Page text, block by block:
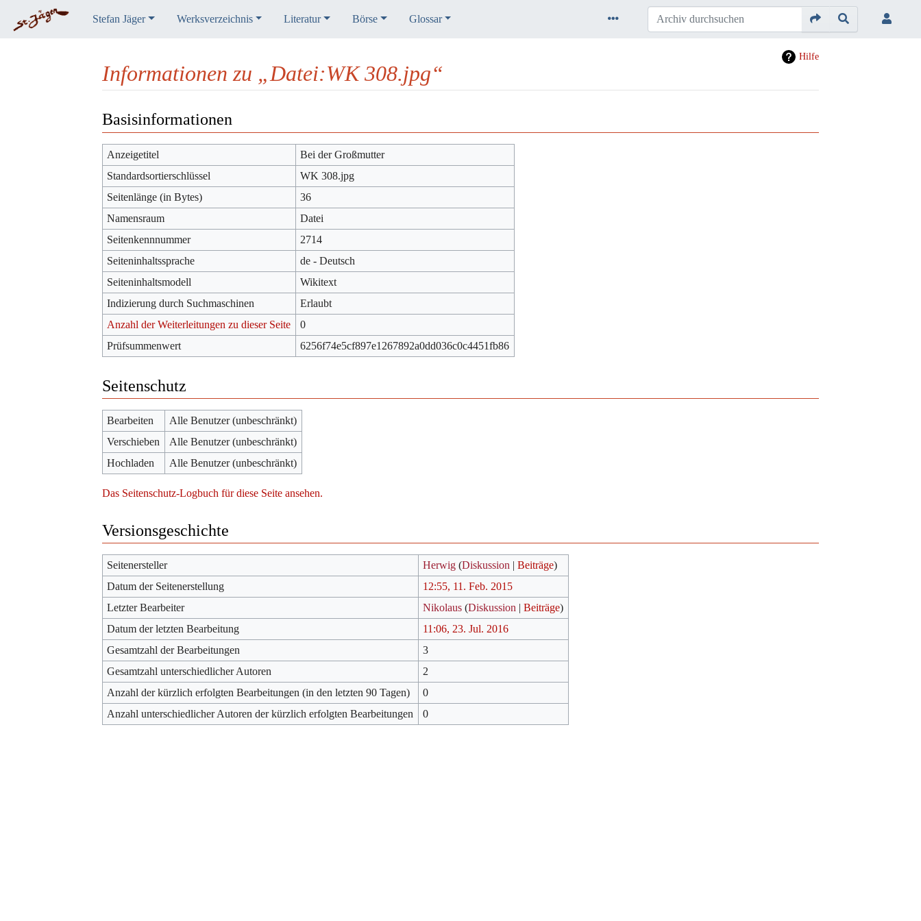
Stefan Jäger Werksverzeichnis Literatur Börse Glossar
Hilfe
Informationen zu „Datei:WK 308.jpg“
Basisinformationen
Anzeigetitel
Bei der Großmutter
Standardsortierschlüssel
WK 308.jpg
Seitenlänge (in Bytes)
36
Namensraum
Datei
Seitenkennnummer
2714
Seiteninhaltssprache
de - Deutsch
Seiteninhaltsmodell
Wikitext
Indizierung durch Suchmaschinen
Erlaubt
Anzahl der Weiterleitungen zu dieser Seite
0
Prüfsummenwert
6256f74e5cf897e1267892a0dd036c0c4451fb86
Seitenschutz
Bearbeiten
Alle Benutzer (unbeschränkt)
Verschieben
Alle Benutzer (unbeschränkt)
Hochladen
Alle Benutzer (unbeschränkt)
Das Seitenschutz-Logbuch für diese Seite ansehen.
Versionsgeschichte
Seitenersteller Herwig (Diskussion |Beiträge)
Datum der Seitenerstellung
12:55, 11. Feb. 2015
Letzter Bearbeiter
Nikolaus (Diskussion |Beiträge)
Datum der letzten Bearbeitung
11:06, 23. Jul. 2016
Gesamtzahl der Bearbeitungen
3
Gesamtzahl unterschiedlicher Autoren
2
Anzahl der kürzlich erfolgten Bearbeitungen (in den letzten 90 Tagen)
0
Anzahl unterschiedlicher Autoren der kürzlich erfolgten Bearbeitungen
0